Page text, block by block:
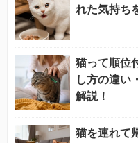
れた気持ち
猫って順位
し方の違い
解説！
猫を連れて